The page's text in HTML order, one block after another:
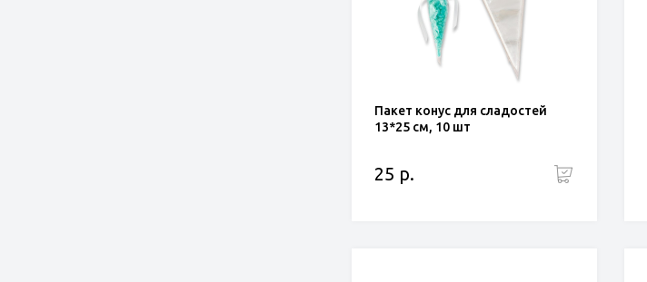
Пакет конус для сладостей
13*25 см, 10 шт
25 р.